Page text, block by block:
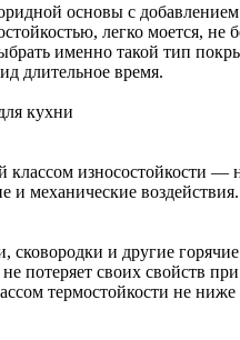
основы с
легко моется, не
именно такой тип
длительное время.
кухни
классом износостойкости —
и механические воздействия.
сковородки и другие
потеряет своих свойств
термостойкости не ниже